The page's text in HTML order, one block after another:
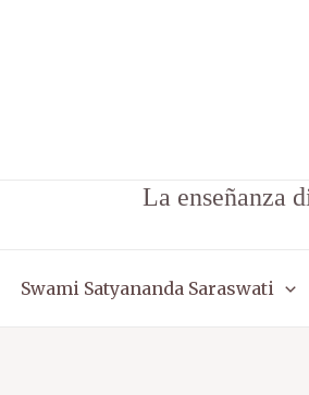
La enseñanza
Swami Satyananda Saraswati